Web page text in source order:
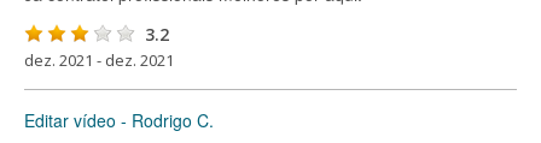
3.2
dez. 2021 - dez. 2021
Editar vídeo - Rodrigo C.